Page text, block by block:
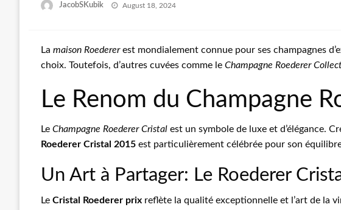
JacobSKubik
Posted
August 18, 2024
La maison Roedererest mondialement connue pour ses champagnes
choix. Toutefois, d’autres cuvées comme le Champagne Roederer
Le Renom du Champagne
Le Champagne Roederer Cristal est un symbole de luxe et d’élégance.
Roederer Cristal 2015 est particulièrement célébrée pour son
Un Art à Partager: Le Roederer
Le Cristal Roederer prix reflète la qualité exceptionnelle et l’art de la